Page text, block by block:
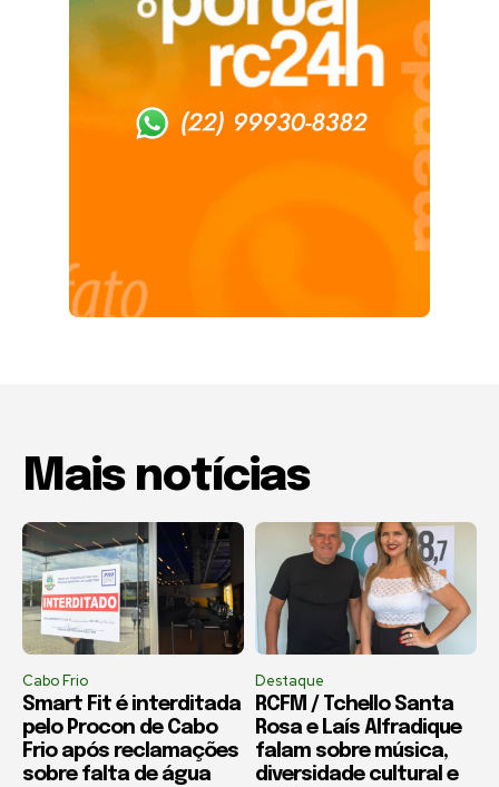
Mais notícias
Cabo Frio
Smart Fit é interditada
pelo Procon de Cabo
Frio após reclamações
sobre falta de água
Destaque
RCFM / Tchello Santa
Rosa e Laís Alfradique
falam sobre música,
diversidade cultural e